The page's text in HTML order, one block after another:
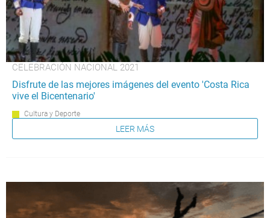
CELEBRACIÓN NACIONAL 2021
Disfrute de las mejores imágenes del evento 'Costa Rica
vive el Bicentenario'
Cultura y Deporte
LEER MÁS